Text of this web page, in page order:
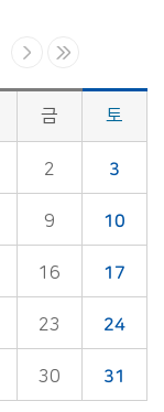
금 토
2 3
9 10
16 17
23 24
30 31